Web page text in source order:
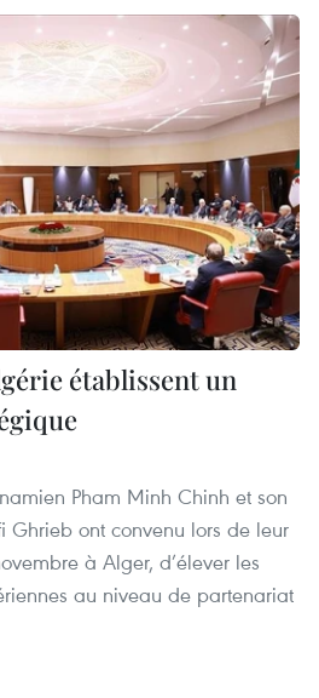
établissent un
Pham Minh Chinh et son
Ghrieb ont convenu lors de leur
à Alger, d’élever les
au niveau de partenariat